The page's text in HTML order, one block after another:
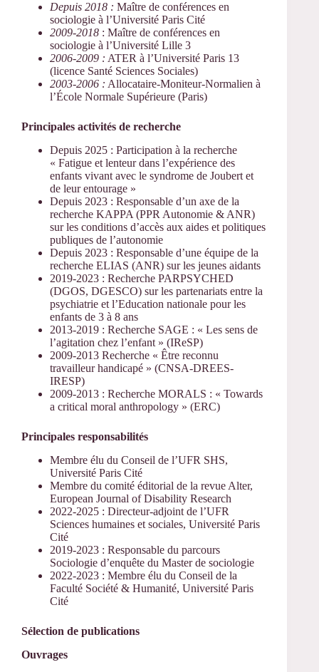
Depuis 2018 : Maître de conférences en
sociologie à l’Université Paris Cité
2009-2018 : Maître de conférences en
sociologie à l’Université Lille 3
2006-2009 : ATER à l’Université Paris 13
(licence Santé Sciences Sociales)
2003-2006 : Allocataire-Moniteur-Normalien à
l’École Normale Supérieure (Paris)
Principales activités de recherche
Depuis 2025 : Participation à la recherche
« Fatigue et lenteur dans l’expérience des
enfants vivant avec le syndrome de Joubert et
de leur entourage »
Depuis 2023 : Responsable d’un axe de la
recherche KAPPA (PPR Autonomie & ANR)
sur les conditions d’accès aux aides et politiques
publiques de l’autonomie
Depuis 2023 : Responsable d’une équipe de la
recherche ELIAS (ANR) sur les jeunes aidants
2019-2023 : Recherche PARPSYCHED
(DGOS, DGESCO) sur les partenariats entre la
psychiatrie et l’Education nationale pour les
enfants de 3 à 8 ans
2013-2019 : Recherche SAGE : « Les sens de
l’agitation chez l’enfant » (IReSP)
2009-2013 Recherche « Être reconnu
travailleur handicapé » (CNSA-DREES-
IRESP)
2009-2013 : Recherche MORALS : « Towards
a critical moral anthropology » (ERC)
Principales responsabilités
Membre élu du Conseil de l’UFR SHS,
Université Paris Cité
Membre du comité éditorial de la revue Alter,
European Journal of Disability Research
2022-2025 : Directeur-adjoint de l’UFR
Sciences humaines et sociales, Université Paris
Cité
2019-2023 : Responsable du parcours
Sociologie d’enquête du Master de sociologie
2022-2023 : Membre élu du Conseil de la
Faculté Société & Humanité, Université Paris
Cité
Sélection de publications
Ouvrages